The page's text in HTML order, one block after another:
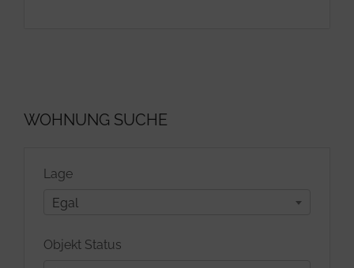
WOHNUNG SUCHE
Lage
Egal
Objekt Status